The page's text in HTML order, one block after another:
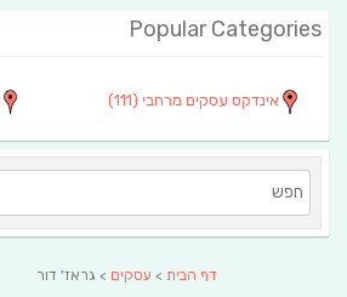
Popular Categories
אינדקס עסקים מרחבי (111)
דף הבית > עסקים > גראז' דור